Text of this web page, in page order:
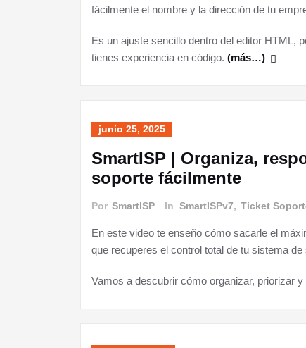
fácilmente el nombre y la dirección de tu
Es un ajuste sencillo dentro del editor HTML,
tienes experiencia en código. (más…)
junio 25, 2025
SmartISP | Organiza,
soporte fácilmente
Por SmartISP In SmartISPv7, Ticket
En este video te enseño cómo sacarle el
que recuperes el control total de tu sistema de
Vamos a descubrir cómo organizar, priorizar